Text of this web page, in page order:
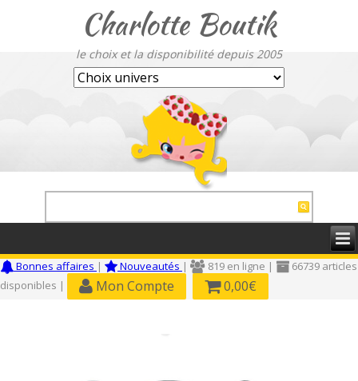
Charlotte Boutik
le choix et la disponibilité depuis 2005
Bonnes affaires | Nouveautés | 819 en ligne |
66739 articles
disponibles |
Mon Compte 0,00€